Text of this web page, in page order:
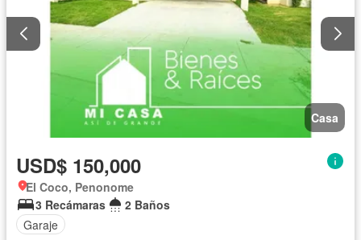
Casa
USD$ 150,000
El Coco, Penonome
3 Recámaras
2 Baños
Garaje